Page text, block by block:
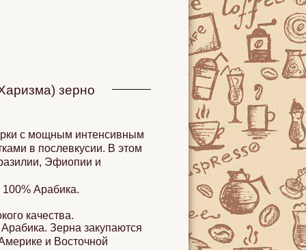
зерно
с мощным интенсивным
в послевкусии. В этом
Эфиопии и
Арабика.
качества.
Зерна закупаются
и Восточной